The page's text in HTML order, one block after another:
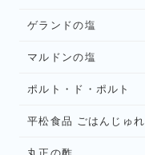
ゲランドの塩
マルドンの塩
ポルト・ド・ポルト
平松食品 ごはんじゅれ